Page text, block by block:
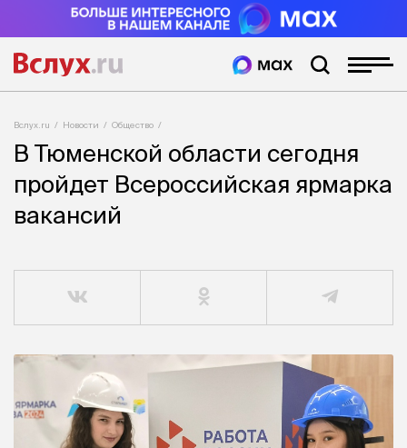
Вслух.ru Новости Общество
В Тюменской области сегодня
пройдет Всероссийская ярмарка
вакансий